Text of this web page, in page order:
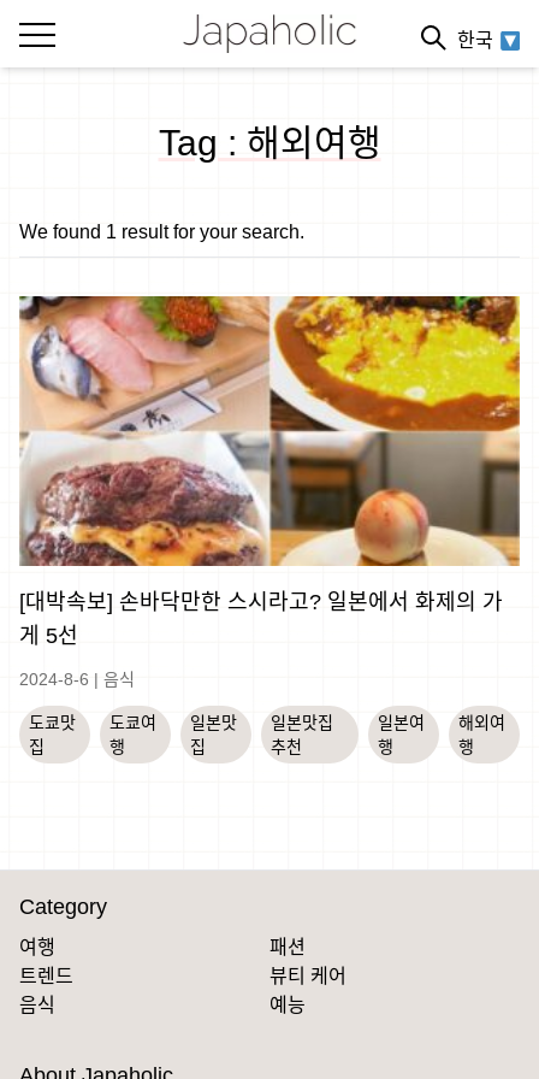
한국
Tag : 해외여행
We found 1 result for your search.
[대박속보] 손바닥만한 스시라고? 일본에서 화제의 가
게 5선
2024-8-6 | 음식
도쿄맛
집
도쿄여
행
일본맛
집
일본맛집
추천
일본여
행
해외여
행
Category
여행
패션
트렌드
뷰티 케어
음식
예능